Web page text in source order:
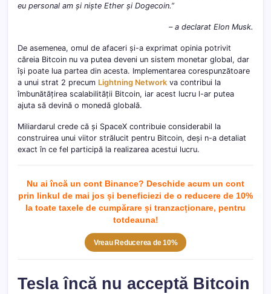
eu personal am și niște Ether și Dogecoin.”
– a declarat Elon Musk.
De asemenea, omul de afaceri și-a exprimat opinia potrivit
căreia Bitcoin nu va putea deveni un sistem monetar global, dar
își poate lua partea din acesta. Implementarea corespunzătoare
a unui strat 2 precum Lightning Network va contribui la
îmbunătățirea scalabilității Bitcoin, iar acest lucru l-ar putea
ajuta să devină o monedă globală.
Miliardarul crede că și SpaceX contribuie considerabil la
construirea unui viitor strălucit pentru Bitcoin, deși n-a detaliat
exact în ce fel participă la realizarea acestui lucru.
Nu ai încă un cont Binance? Deschide acum un cont
prin linkul de mai jos și beneficiezi de o reducere de 10%
la toate taxele de cumpărare și tranzacționare, pentru
totdeauna!
Vreau Reducerea de 10%
Tesla încă nu acceptă Bitcoin